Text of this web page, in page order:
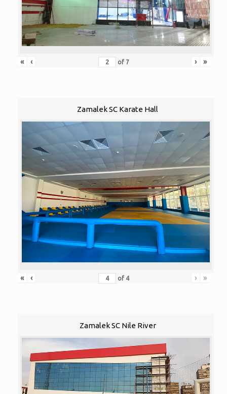
« ‹ of 7 › »
Zamalek SC Karate Hall
« ‹ of 4 › »
Zamalek SC Nile River